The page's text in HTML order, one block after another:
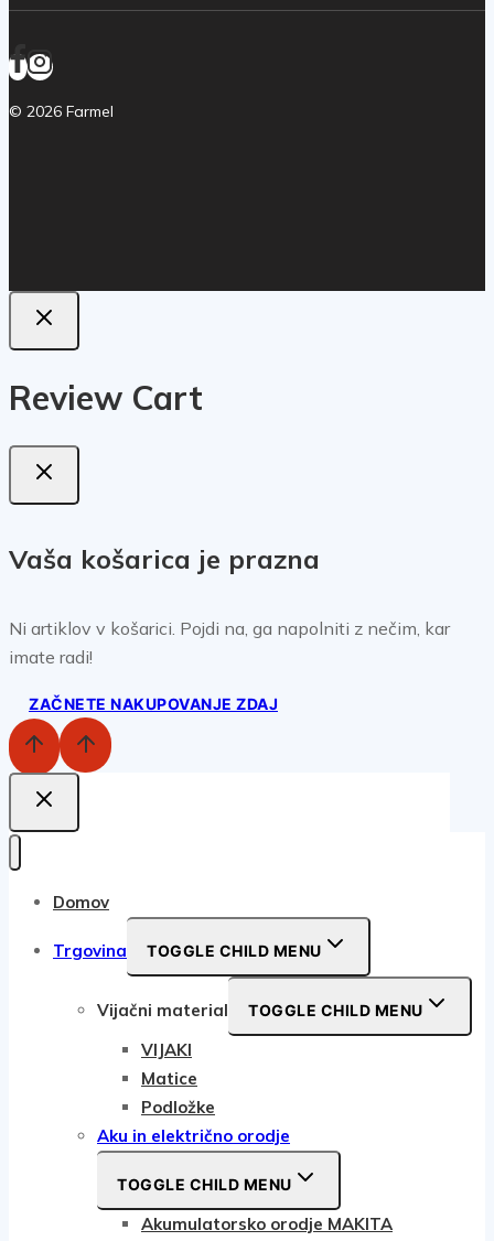
© 2026 Farmel
Review Cart
Vaša košarica je prazna
Ni artiklov v košarici. Pojdi na, ga napolniti z nečim, kar
imate radi!
ZAČNETE NAKUPOVANJE ZDAJ
Domov
Trgovina TOGGLE CHILD MENU
Vijačni material TOGGLE CHILD MENU
VIJAKI
Matice
Podložke
Aku in električno orodje
TOGGLE CHILD MENU
Akumulatorsko orodje MAKITA